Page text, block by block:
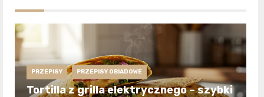
PRZEPISY PRZEPISY OBIADOWE
Tortilla z grilla elektrycznego – szybki